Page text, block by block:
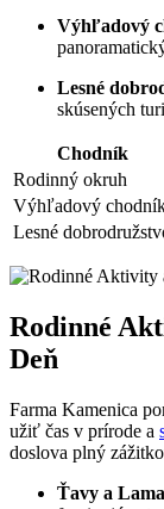
Výhľadový
Lesné
skúsených
Chodník
Rodinný okruh
Výhľadový
Lesné
Rodinné
Deň
Farma Kamenica
užiť čas v prírode a
doslova plný
Ťavy a